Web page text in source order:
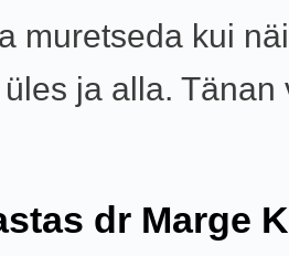
muretseda kui
ja alla. Tänan
dr Marge